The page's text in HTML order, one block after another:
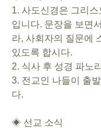
1. 사도신경은 그리
입니다. 문장을 보면
라, 사회자의 질문에
있도록 합시다.
2. 식사 후 성경 파노
3. 전교인 나들이 출
다.
◈ 선교 소식